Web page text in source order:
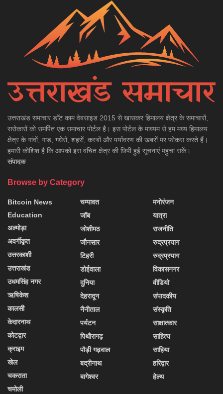
उत्तराखंड समाचार डाॅट काम वेबसाइड 2015 से खासकर हिमालय क्षेत्र के समाचारों,
सरोकारों को समर्पित एक समाचार पोर्टल है। इस पोर्टल के माध्यम से हम मध्य हिमालय
क्षेत्र के गांवों, गाड़, गधेरों, शहरों, कस्बों और पर्यावरण की खबरों पर फोकस करते हैं।
हमारी कोशिश है कि आपको इस वंचित क्षेत्र की छिपी हुई सूचनाएं पहुंचा सकें।
संपादक
Browse by Category
Bitcoin News
Education
अल्मोड़ा
अवर्गीकृत
उत्तरकाशी
उत्तराखंड
उधमसिंह नगर
ऋषिकेश
कालसी
केदारनाथ
कोटद्वार
क्राइम
खेल
चकराता
चमोली
चम्पावत
जॉब
जोशीमठ
जौनसार
टिहरी
डोईवाला
दुनिया
देहरादून
नैनीताल
पर्यटन
पिथौरागढ़
पौड़ी गढ़वाल
बद्रीनाथ
बागेश्वर
मनोरंजन
यात्रा
राजनीति
रुद्रप्रयाग
रुद्रप्रयाग
विकासनगर
वीडियो
संपादकीय
संस्कृति
साक्षात्कार
साहित्य
साहिया
हरिद्वार
हेल्थ